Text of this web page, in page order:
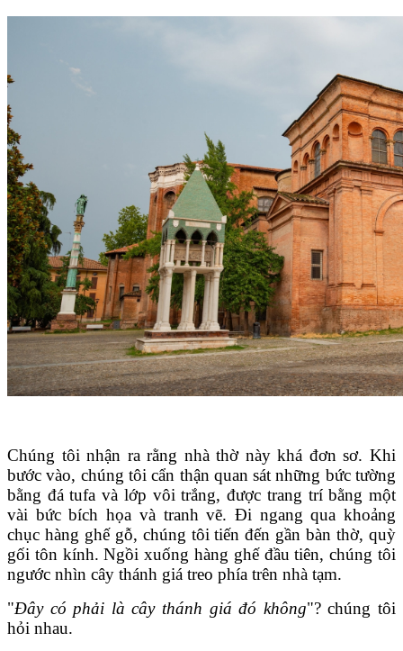
Chúng tôi nhận ra rằng nhà thờ này khá đơn sơ. Khi
bước vào, chúng tôi cẩn thận quan sát những bức tường
bằng đá tufa và lớp vôi trắng, được trang trí bằng một
vài bức bích họa và tranh vẽ. Đi ngang qua khoảng
chục hàng ghế gỗ, chúng tôi tiến đến gần bàn thờ, quỳ
gối tôn kính. Ngồi xuống hàng ghế đầu tiên, chúng tôi
ngước nhìn cây thánh giá treo phía trên nhà tạm.
"Đây có phải là câythánh giá đó không"? chúng tôi
hỏi nhau.